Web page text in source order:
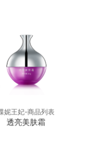
妮王妃-商品列表
透亮美肤霜